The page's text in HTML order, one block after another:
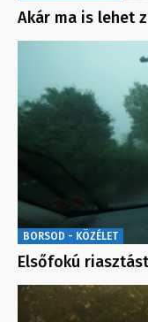
Akár ma is lehet
BORSOD - KÖZÉLET
Elsőfokú